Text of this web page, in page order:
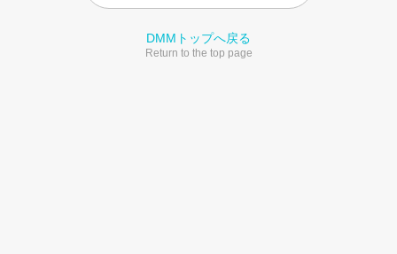
DMMトップへ戻る
Return to the top page